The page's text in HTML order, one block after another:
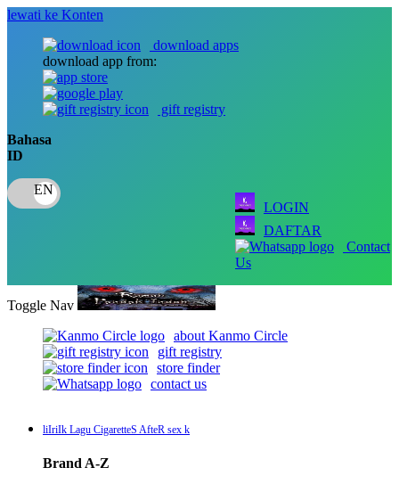
lewati ke Konten
download apps
download app from:
gift registry
Bahasa
ID
LOGIN
DAFTAR
Contact
Us
Toggle Nav
about Kanmo Circle
gift registry
store finder
contact us
liIriIk Lagu CigaretteS AfteR sex k
Brand A-Z